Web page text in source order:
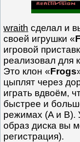
wraith сделал и
своей игрушки «
игровой
реализовал для
Это клон «Frogs
цыплят через
играть вдвоём,
быстрее и
режимах (A и B).
образ диска вы
регистрация).